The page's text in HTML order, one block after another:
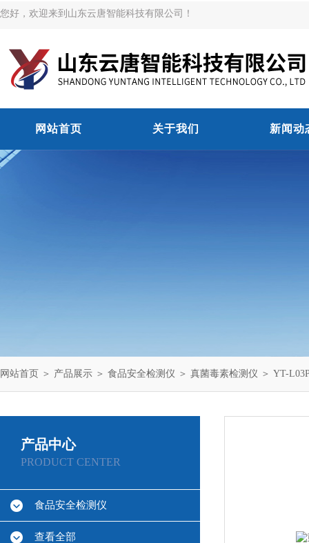
您好，欢迎来到山东云唐智能科技有限公司！
网站首页 关于我们 新闻动
网站首页 ＞ 产品展示 ＞ 食品安全检测仪 ＞ 真菌毒素检测仪 ＞ YT-
产品中心
PRODUCT CENTER
食品安全检测仪
查看全部